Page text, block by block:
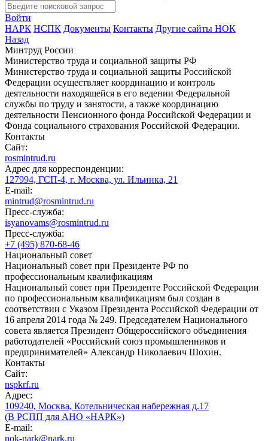
Войти
НАРК НСПК Документы Контакты Другие сайты НОК
Назад
Минтруд России
Министерство труда и социальной защиты РФ
Министерство труда и социальной защиты Российской
Федерации осуществляет координацию и контроль
деятельности находящейся в его ведении Федеральной
службы по труду и занятости, а также координацию
деятельности Пенсионного фонда Российской Федерации и
Фонда социального страхования Российской Федерации.
Контакты
Сайт:
rosmintrud.ru
Адрес для корреспонденции:
127994, ГСП-4, г. Москва, ул. Ильинка, 21
E-mail:
mintrud@rosmintrud.ru
Пресс-служба:
isyanovams@rosmintrud.ru
Пресс-служба:
+7 (495) 870-68-46
Национальный совет
Национальный совет при Президенте РФ по
профессиональным квалификациям
Национальный совет при Президенте Российской Федерации
по профессиональным квалификациям был создан в
соответствии с Указом Президента Российской Федерации от
16 апреля 2014 года № 249. Председателем Национального
совета является Президент Общероссийского объединения
работодателей «Российский союз промышленников и
предпринимателей» Александр Николаевич Шохин.
Контакты
Сайт:
nspkrf.ru
Адрес:
109240, Москва, Котельническая набережная д.17
(В РСПП для АНО «НАРК»)
E-mail:
nok-nark@nark.ru